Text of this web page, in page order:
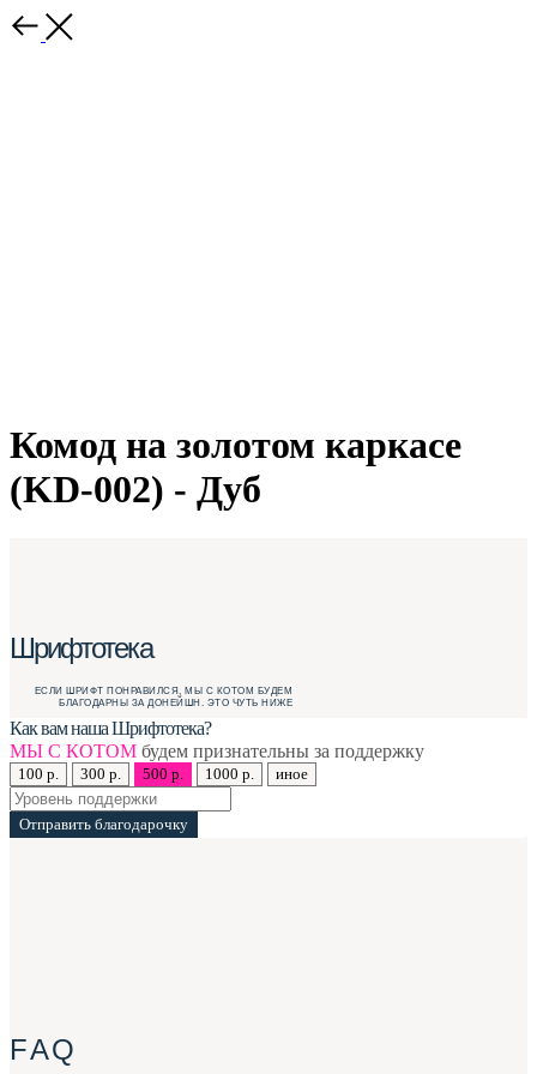
Комод на золотом каркасе
(KD-002) - Дуб
Шрифтотека
ЕСЛИ ШРИФТ ПОНРАВИЛСЯ, МЫ С КОТОМ БУДЕМ
БЛАГОДАРНЫ ЗА ДОНЕЙШН. ЭТО ЧУТЬ НИЖЕ
Как вам наша Шрифтотека?
МЫ С КОТОМ будем признательны за поддержку
100 р. 300 р. 500 р. 1000 р. иное
Отправить благодарочку
F A Q